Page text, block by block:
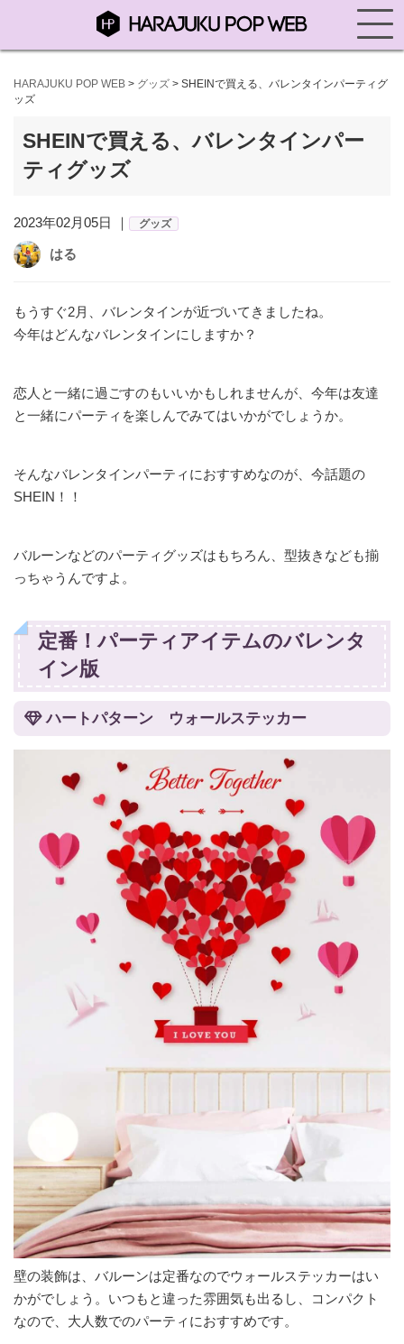
HARAJUKU POP WEB > グッズ > SHEINで買える、バレンタインパーティグ
ッズ
SHEINで買える、バレンタインパー
ティグッズ
2023年02月05日 ｜ グッズ
はる
もうすぐ2月、バレンタインが近づいてきましたね。
今年はどんなバレンタインにしますか？
恋人と一緒に過ごすのもいいかもしれませんが、今年は友達
と一緒にパーティを楽しんでみてはいかがでしょうか。
そんなバレンタインパーティにおすすめなのが、今話題の
SHEIN！！
バルーンなどのパーティグッズはもちろん、型抜きなども揃
っちゃうんですよ。
定番！パーティアイテムのバレンタ
イン版
ハートパターン ウォールステッカー
壁の装飾は、バルーンは定番なのでウォールステッカーはい
かがでしょう。いつもと違った雰囲気も出るし、コンパクト
なので、大人数でのパーティにおすすめです。